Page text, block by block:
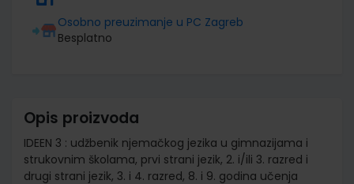
Osobno preuzimanje u PC Zagreb
Besplatno
Opis proizvoda
IDEEN 3 : udžbenik njemačkog jezika u gimnazijama i
strukovnim školama, prvi strani jezik, 2. i/ili 3. razred i
drugi strani jezik, 3. i 4. razred, 8. i 9. godina učenja